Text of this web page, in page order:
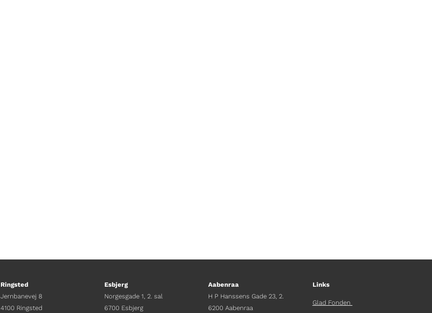
Ringsted
Jernbanevej 8
4100 Ringsted
Esbjerg
Norgesgade 1, 2. sal
6700 Esbjerg
Aabenraa
H P Hanssens Gade 23, 2.
6200 Aabenraa
Links
Glad Fonden